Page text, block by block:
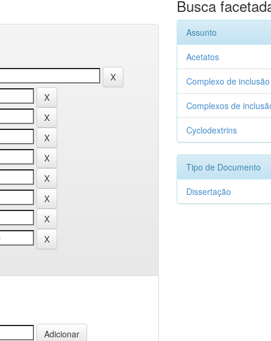
Busca
Assunto
Acetatos
Complexo de inclusão
Complexos de
Cyclodextrins
Tipo de Documento
Dissertação